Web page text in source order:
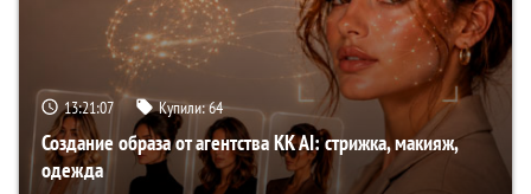
13:21:06 Купили:64
Создание образа от агентства KK AI: стрижка, макияж,
одежда